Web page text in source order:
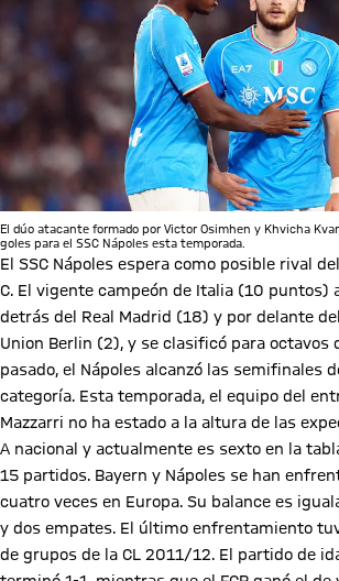
El dúo atacante formado por Victor Osimhen y Khvicha
goles para el SSC Nápoles esta temporada.
El SSC Nápoles espera como posible rival
C. El vigente campeón de Italia (10 puntos)
detrás del Real Madrid (18) y por delante
Union Berlin (2), y se clasificó para octavos
pasado, el Nápoles alcanzó las semifinales
categoría. Esta temporada, el equipo del
Mazzarri no ha estado a la altura de las
A nacional y actualmente es sexto en la
15 partidos. Bayern y Nápoles se han
cuatro veces en Europa. Su balance es
y dos empates. El último enfrentamiento
de grupos de la CL 2011/12. El partido de